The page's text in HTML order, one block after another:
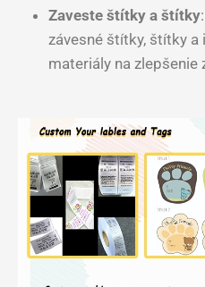
Zaveste štítky a štítky
závesné štítky, štítky a
materiály na zlepšenie